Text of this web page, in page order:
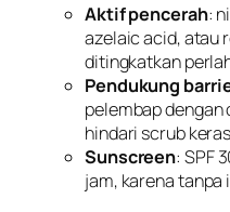
Aktif pencerah:
azelaic acid, atau
ditingkatkan
Pendukung
pelembap
hindari scrub
Sunscreen: SPF
jam, karena tanpa